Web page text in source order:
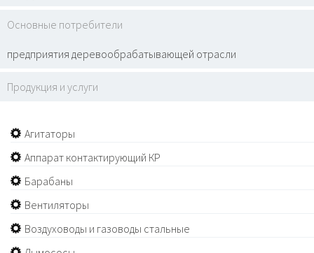
Основные потребители
предприятия деревообрабатывающей отрасли
Продукция и услуги
Агитаторы
Аппарат контактирующий КР
Барабаны
Вентиляторы
Воздуховоды и газоводы стальные